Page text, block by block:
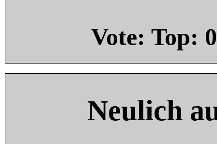
Vote: Top: 0
Neulich